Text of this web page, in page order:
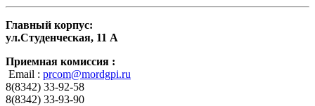
Главный корпус:
ул.Студенческая, 11 А
Приемная комиссия :
Email : prcom@mordgpi.ru
8(8342) 33-92-58
8(8342) 33-93-90